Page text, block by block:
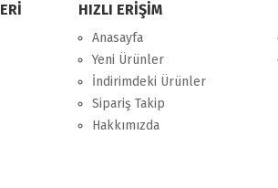
HIZLI ERİŞİM
Anasayfa
Yeni Ürünler
İndirimdeki Ürünler
Sipariş Takip
Hakkımızda